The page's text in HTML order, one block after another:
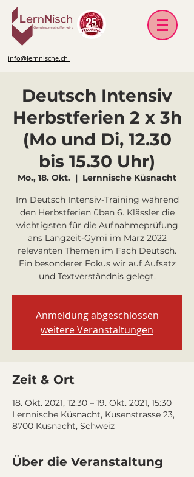
info@lernnische.ch
Deutsch Intensiv
Herbstferien 2 x 3h
(Mo und Di, 12.30
bis 15.30 Uhr)
Mo., 18. Okt.
  |
Lernnische Küsnacht
Im Deutsch Intensiv-Training während
den Herbstferien üben 6. Klässler die
wichtigsten für die Aufnahmeprüfung
ans Langzeit-Gymi im März 2022
relevanten Themen im Fach Deutsch.
Ein besonderer Fokus wir auf Aufsatz
und Textverständnis gelegt.
Anmeldung abgeschlossen
weitere Veranstaltungen
Zeit & Ort
18. Okt. 2021, 12:30 – 19. Okt. 2021, 15:30
Lernnische Küsnacht, Kusenstrasse 23,
8700 Küsnacht, Schweiz
Über die Veranstaltung